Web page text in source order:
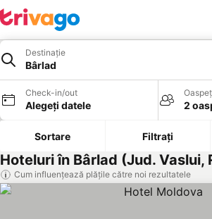
Destinație
Bârlad
Check-in/out
Alegeți datele 2
Sortare Filtrați
Hoteluri în Bârlad (Jud. Vaslui,
Cum influențează plățile către noi rezultatele